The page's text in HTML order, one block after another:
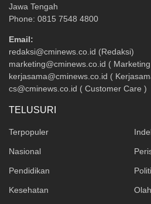
Jawa Tengah
Phone: 0815 7548 4800
Email:
redaksi@cminews.co.id (Redaksi)
marketing@cminews.co.id (
kerjasama@cminews.co.id (
cs@cminews.co.id ( Customer Care )
TELUSURI
Terpopuler
Nasional
Pendidikan
Kesehatan